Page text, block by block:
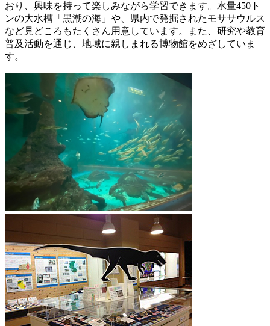
おり、興味を持って楽しみながら学習できます。水量450ト
ンの大水槽「黒潮の海」や、県内で発掘されたモササウルス
など見どころもたくさん用意しています。また、研究や教育
普及活動を通じ、地域に親しまれる博物館をめざしていま
す。